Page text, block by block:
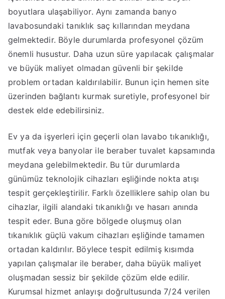
boyutlara ulaşabiliyor. Aynı zamanda banyo
lavabosundaki tanıklık saç kıllarından meydana
gelmektedir. Böyle durumlarda profesyonel çözüm
önemli husustur. Daha uzun süre yapılacak çalışmalar
ve büyük maliyet olmadan güvenli bir şekilde
problem ortadan kaldırılabilir. Bunun için hemen site
üzerinden bağlantı kurmak suretiyle, profesyonel bir
destek elde edebilirsiniz.
Ev ya da işyerleri için geçerli olan lavabo tıkanıklığı,
mutfak veya banyolar ile beraber tuvalet kapsamında
meydana gelebilmektedir. Bu tür durumlarda
günümüz teknolojik cihazları eşliğinde nokta atışı
tespit gerçekleştirilir. Farklı özelliklere sahip olan bu
cihazlar, ilgili alandaki tıkanıklığı ve hasarı anında
tespit eder. Buna göre bölgede oluşmuş olan
tıkanıklık güçlü vakum cihazları eşliğinde tamamen
ortadan kaldırılır. Böylece tespit edilmiş kısımda
yapılan çalışmalar ile beraber, daha büyük maliyet
oluşmadan sessiz bir şekilde çözüm elde edilir.
Kurumsal hizmet anlayışı doğrultusunda 7/24 verilen